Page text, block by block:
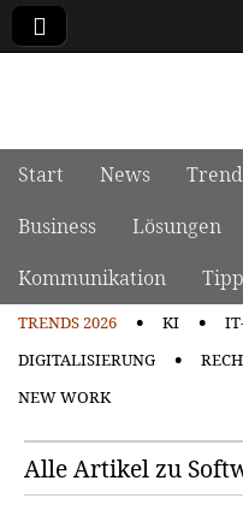
Main menu
Skip to content
Start News
Business
Lösungen
Kommunikation
TRENDS 2026 KI
DIGITALISIERUNG
NEW WORK
Alle Artikel zu